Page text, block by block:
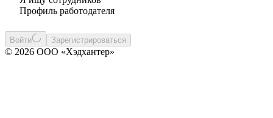
Профиль работодателя
Войти Зарегистрироваться
© 2026 ООО «Хэдхантер»